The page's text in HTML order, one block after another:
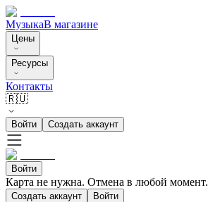
МузыкаВ магазине
Цены
Ресурсы
Контакты
🇷🇺
Войти Создать аккаунт
Войти
Карта не нужна. Отмена в любой момент.
Создать аккаунт Войти